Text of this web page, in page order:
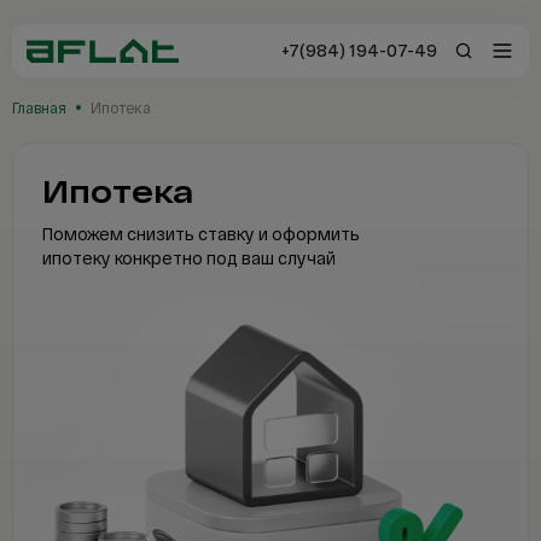
+7(984) 194-
Заказать звонок
Каталог
Новостройки
Сервисы AFLAT
+7(984) 194-07-49
Главная Ипотека
Ипотека
Поможем снизить ставку и оформить
ипотеку конкретно под ваш случай